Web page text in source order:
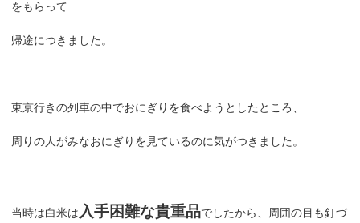
をもらって
帰途につきました。
東京行きの列車の中でおにぎりを食べようとしたところ、
周りの人がみなおにぎりを見ているのに気がつきました。
当時は白米は 入手困難な貴重品でしたから、周囲の目も釘づ